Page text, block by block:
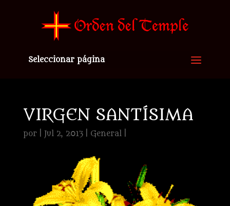
Seleccionar página
VIRGEN SANTÍSIMA
por Jul 2, 2013| General|